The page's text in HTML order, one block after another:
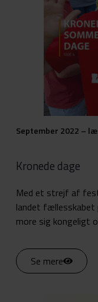
September 2022 –
Kronede dage
Med et strejf af
landet fællesskabet
more sig kongeligt
Se mere